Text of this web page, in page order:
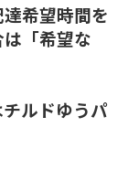
希望時間を
「希望な
ルドゆうパ